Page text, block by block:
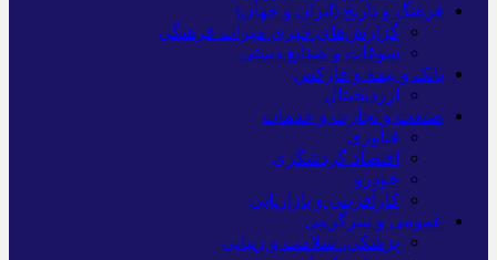
فرهنگ و تاریخ (ایران و جهان)
گزارش‌های خبری میراث فرهنگی
سوغات و صنایع دستی
بانک و بیمه و فارکس
ارزدیجیتال
صنعت و تجارت و خدمات
فناوری
اقتصاد گردشگری
خودرو
کارآفرینی و بازاریابی
عمومی و سرگرمی
پزشکی، سلامت و زیبایی